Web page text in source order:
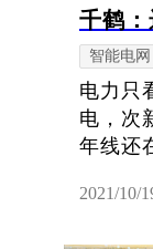
千鹤
智能电网
电力只
电，次
年线还
2021/10/